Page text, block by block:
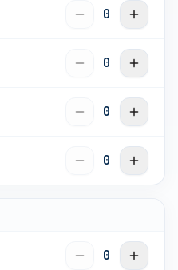
0
0
0
0
0